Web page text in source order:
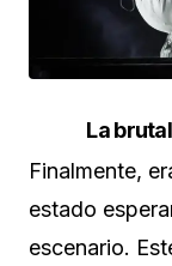
La
Finalmente,
estado
escenario.